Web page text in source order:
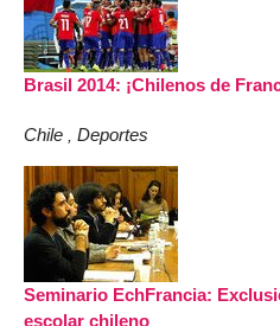
Brasil 2014: ¡Chilenos de
Chile , Deportes
Seminario EchFrancia:
escolar chileno